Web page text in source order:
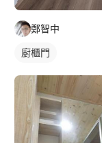
鄭智中
廚櫃門